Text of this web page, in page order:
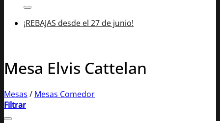
¡REBAJAS desde el 27 de junio!
Mesa Elvis Cattelan
Mesas / Mesas Comedor
Filtrar